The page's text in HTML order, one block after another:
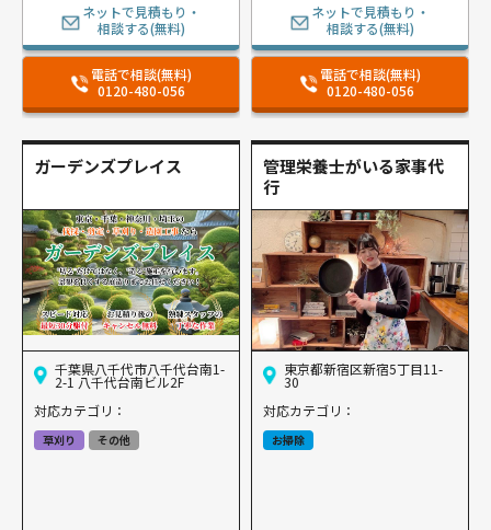
ネットで見積もり・
相談する(無料)
電話で相談(無料)
0120-480-056
ネットで見積もり・
相談する(無料)
電話で相談(無料)
0120-480-056
ガーデンズプレイス
千葉県八千代市八千代台南1-
2-1 八千代台南ビル2F
対応カテゴリ：
草刈り その他
管理栄養士がいる家事代
行
東京都新宿区新宿5丁目11-
30
対応カテゴリ：
お掃除